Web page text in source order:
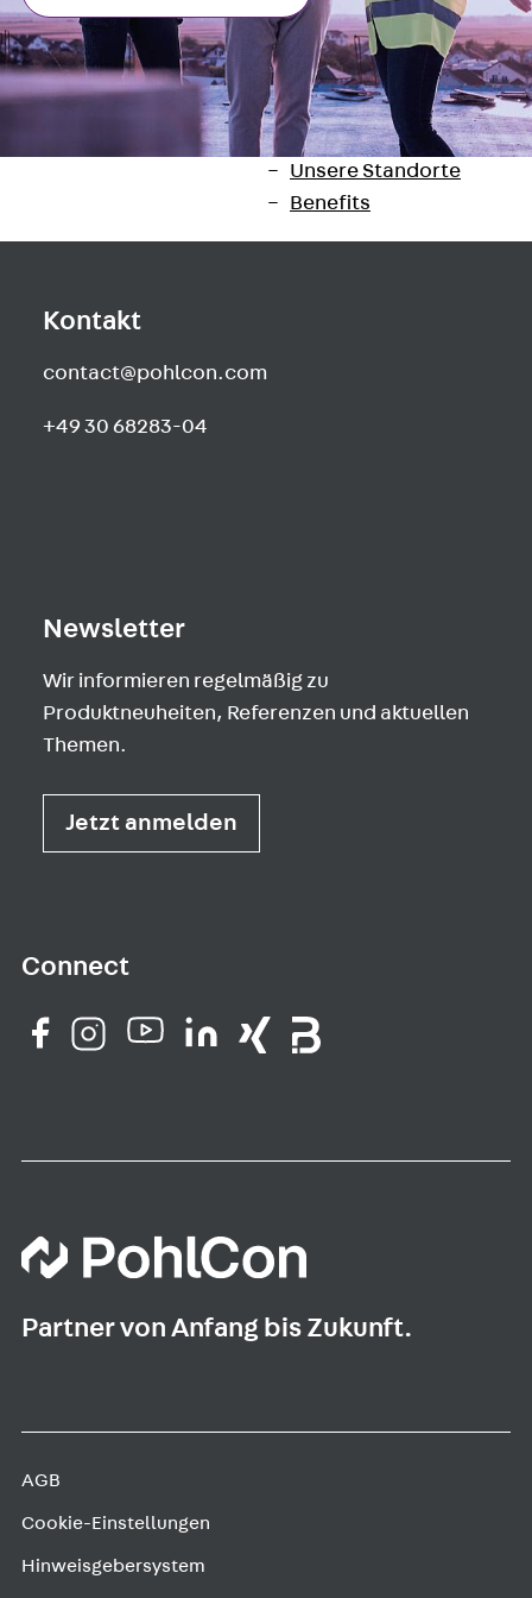
Newsletter
Presse
Karriere
Zurück Karriere
Stellenausschreibungen
Unsere Standorte
Benefits
Kontakt
contact@pohlcon.com
+49 30 68283-04
Newsletter
Wir informieren regelmäßig zu
Produktneuheiten, Referenzen und aktuellen
Themen.
Jetzt anmelden
Connect
Partner von Anfang bis Zukunft.
AGB
Cookie-Einstellungen
Hinweisgebersystem